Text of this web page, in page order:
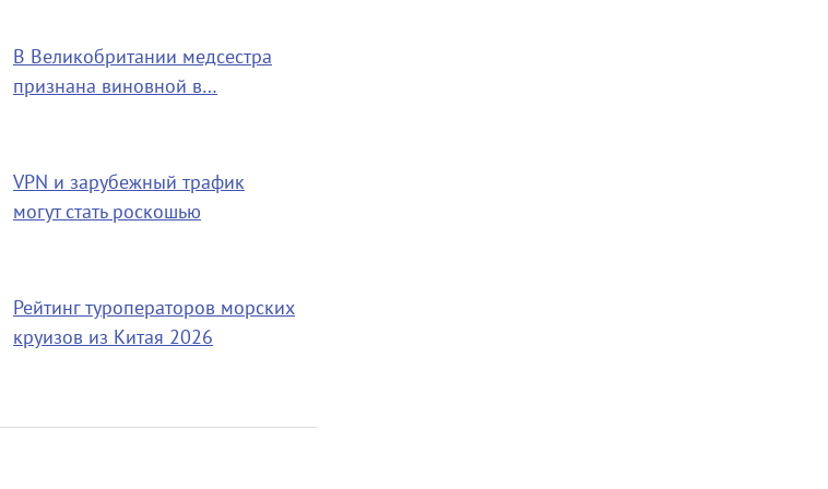
В Великобритании медсестра
признана виновной в…
VPN и зарубежный трафик
могут стать роскошью
Рейтинг туроператоров морских
круизов из Китая 2026